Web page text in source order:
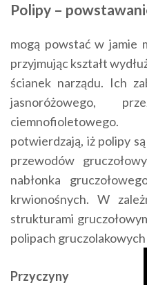
Polipy –
mogą powstać w jamie
przyjmując kształt
ścianek narządu. Ich
jasnoróżowego,
ciemnofioletowego.
potwierdzają, iż polipy
przewodów
nabłonka
krwionośnych. W
strukturami
polipach
Przyczyny